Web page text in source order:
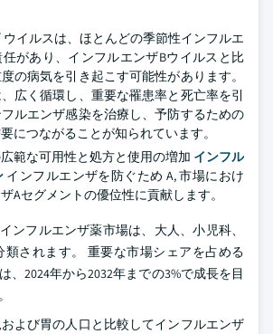
イルスは、ほとんどの季節性インフルエ
があり、インフルエンザBウイルスと比
の病気を引き起こす可能性があります。
広く循環し、重要な罹患率と死亡率を引
ルエンザ感染を治療し、予防するための
につながることが知られています。
範な可用性と処方と使用の増加 インフル
インフルエンザを防ぐため A, 市場におけ
Aセグメントの優位性に貢献します。
ンフルエンザ薬市場は、大人、小児科、
類されます。 重要な市場シェアを占める
、2024年から2032年までの3%で成長を目
よび胃の人口と比較してインフルエンザ